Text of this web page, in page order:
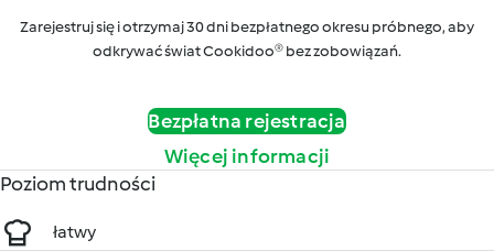
Zarejestruj się i otrzymaj 30 dni bezpłatnego okresu próbnego, aby
odkrywać świat Cookidoo® bez zobowiązań.
Bezpłatna rejestracja
Więcej informacji
Poziom trudności
łatwy